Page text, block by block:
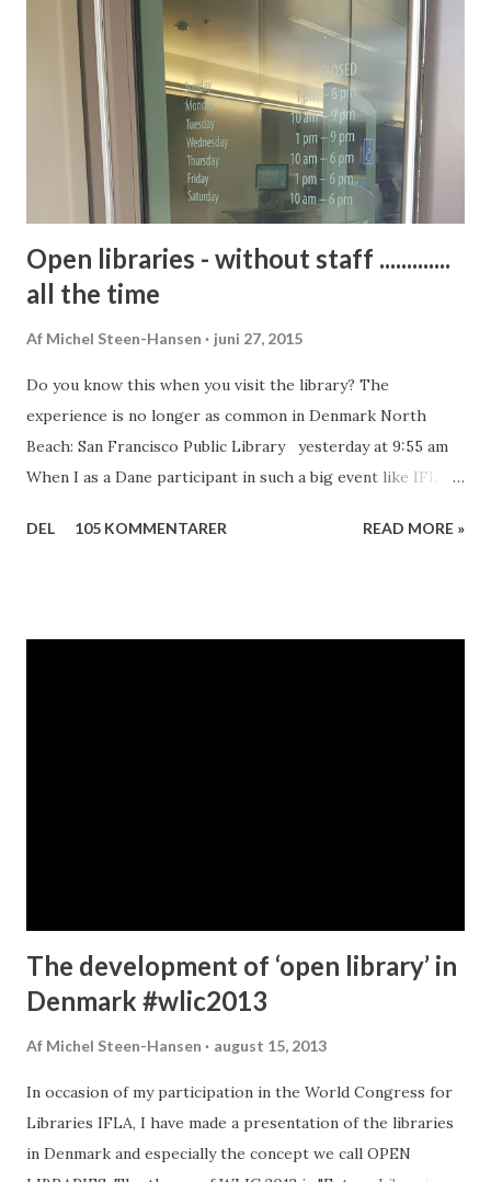
Biblioteksforening udsendt nogle tankevækkende
resultater fra vores store sommerundersøgelse.
Bibliotekerne hjælper digitaliseringen på vej Ca. 9 % eller
knap ½ million borgere har fået hjælp fra deres bibliotek til
brug af digitale tjenester som offentlig borgerservice eller
andre selvbetjeningsløsninger. Det viser en helt ny
undersøgelse*, som er lavet af Epinion og Moos-Bjerre
Analyse for...
Open libraries - without staff .............
all the time
Af Michel Steen-Hansen juni 27, 2015
Do you know this when you visit the library? The
experience is no longer as common in Denmark North
Beach: San Francisco Public Library yesterday at 9:55 am
When I as a Dane participant in such a big event like IFLA
often get; is it true that in Denmark the libraries are open
DEL 105 KOMMENTARER READ MORE »
The development of ‘open library’ in
Denmark #wlic2013
Af Michel Steen-Hansen august 15, 2013
In occasion of my participation in the World Congress for
Libraries IFLA, I have made ​​a presentation of the libraries
in Denmark and especially the concept we call OPEN